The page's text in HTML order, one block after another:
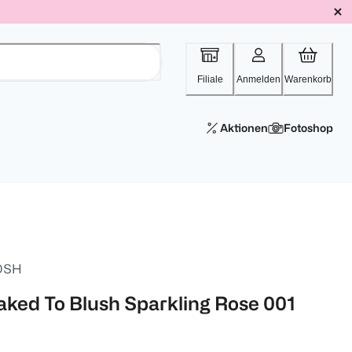
Filiale Anmelden Warenkorb
Aktionen Fotoshop
To Blush Sparkling Rose 001